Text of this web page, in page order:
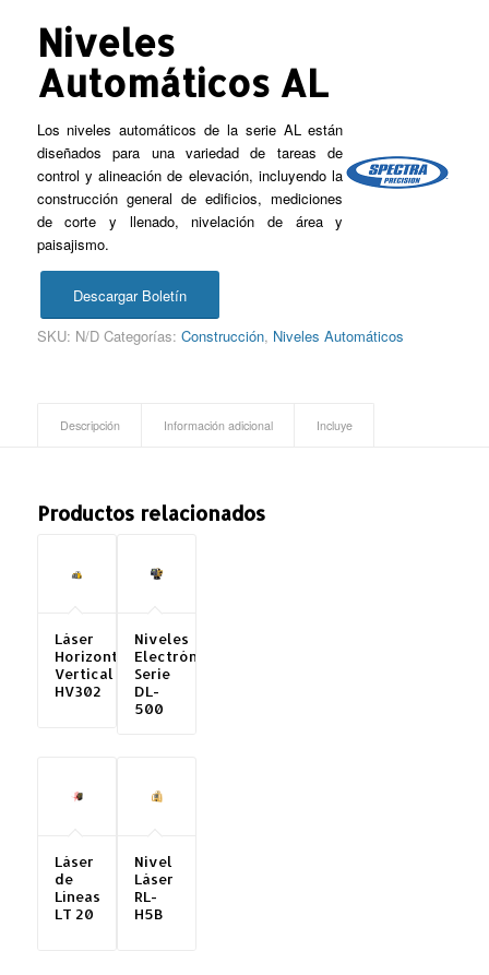
Niveles
Automáticos AL
Los niveles automáticos de la serie AL están
diseñados para una variedad de tareas de
control y alineación de elevación, incluyendo la
construcción general de edificios, mediciones
de corte y llenado, nivelación de área y
paisajismo.
Descargar Boletín
SKU: N/D Categorías: Construcción, Niveles Automáticos
Descripción Información adicional Incluye
Productos relacionados
Láser
Horizontal
Vertical
HV302
Niveles
Electrónicos
Serie
DL-
500
Láser
de
Líneas
LT 20
Nivel
Láser
RL-
H5B